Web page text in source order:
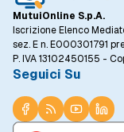
MutuiOnline S.p.A.
Iscrizione Elenco
sez. E n. E000301791
P. IVA 13102450155 -
Seguici Su